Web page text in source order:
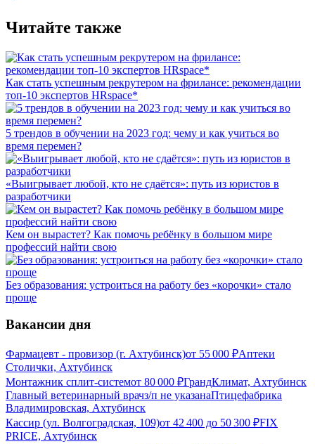
Читайте также
Как стать успешным рекрутером на фрилансе: рекомендации
топ-10 экспертов HRspace*
5 трендов в обучении на 2023 год: чему и как учиться во
время перемен?
«Выигрывает любой, кто не сдаётся»: путь из юристов в
разработчики
Кем он вырастет? Как помочь ребёнку в большом мире
профессий найти свою
Без образования: устроиться на работу без «корочки» стало
проще
Вакансии дня
Фармацевт - провизор (г. Ахтубинск)от 55 000 ₽Аптеки
Столички, Ахтубинск
Монтажник сплит-системот 80 000 ₽ГрандКлимат, Ахтубинск
Главный ветеринарный врачз/п не указанаПтицефабрика
Владимировская, Ахтубинск
Кассир (ул. Волгоградская, 109)от 42 400 до 50 300 ₽FIX
PRICE, Ахтубинск